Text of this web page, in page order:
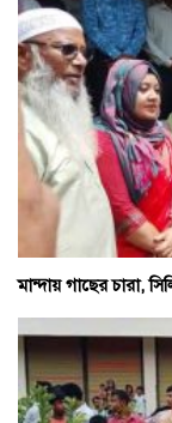
মান্দায় গাছের চারা,